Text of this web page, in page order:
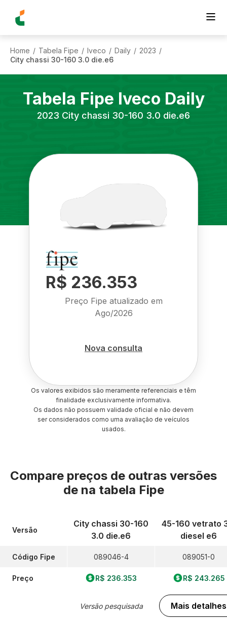
Home / Tabela Fipe / Iveco / Daily / 2023 /
City chassi 30-160 3.0 die.e6
Tabela Fipe Iveco Daily
2023 City chassi 30-160 3.0 die.e6
R$ 236.353
Preço Fipe atualizado em
Ago/2026
Nova consulta
Os valores exibidos são meramente referenciais e têm
finalidade exclusivamente informativa.
Os dados não possuem validade oficial e não devem
ser considerados como uma avaliação de veículos
usados.
Compare preços de outras versões
de na tabela Fipe
Versão
Código Fipe
Preço
City chassi 30-160
3.0 die.e6
089046-4
R$ 236.353
Versão pesquisada
45-160 vetrato
diesel e6
089051-0
R$ 243.265
Mais detalhes